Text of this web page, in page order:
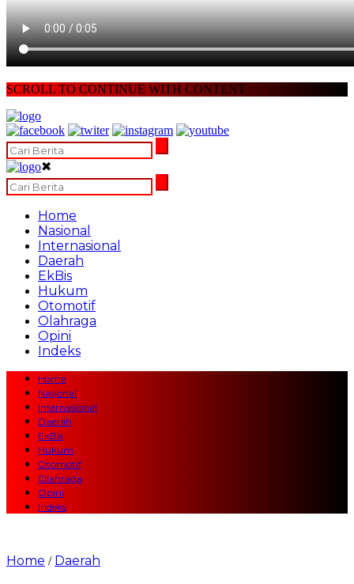
SCROLL TO CONTINUE WITH CONTENT
✖
Home
Nasional
Internasional
Daerah
EkBis
Hukum
Otomotif
Olahraga
Opini
Indeks
Home
Nasional
Internasional
Daerah
EkBis
Hukum
Otomotif
Olahraga
Opini
Indeks
Home / Daerah